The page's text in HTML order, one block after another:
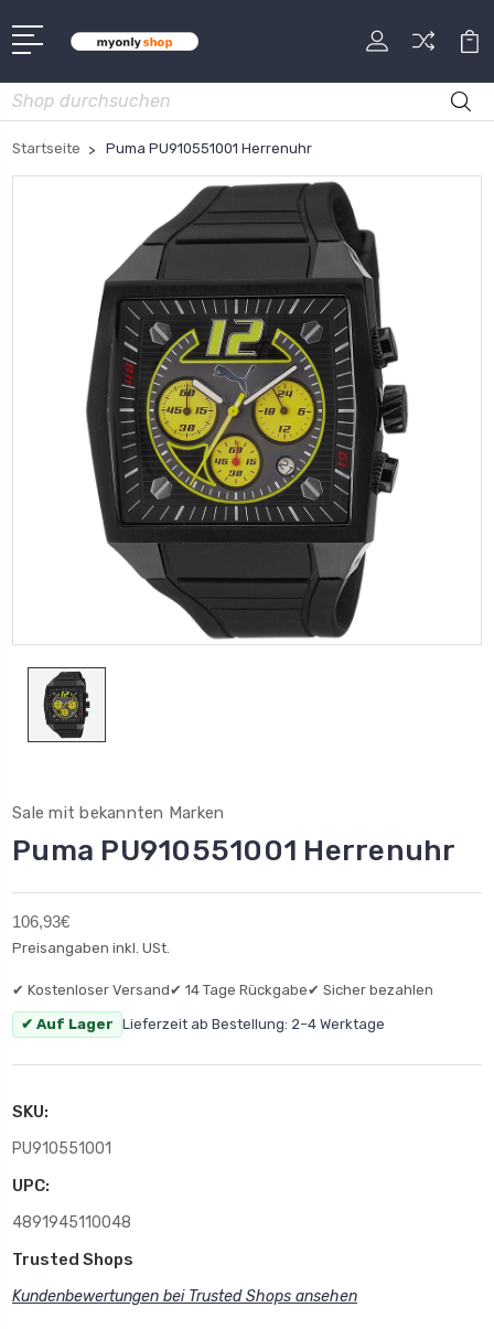
Suche
Startseite Puma PU910551001 Herrenuhr
Sale mit bekannten Marken
Puma PU910551001 Herrenuhr
106,93€
Preisangaben inkl. USt.
✔ Kostenloser Versand✔ 14 Tage Rückgabe✔ Sicher bezahlen
✔ Auf Lager Lieferzeit ab Bestellung: 2–4 Werktage
SKU:
PU910551001
UPC:
4891945110048
Trusted Shops
Kundenbewertungen bei Trusted Shops ansehen